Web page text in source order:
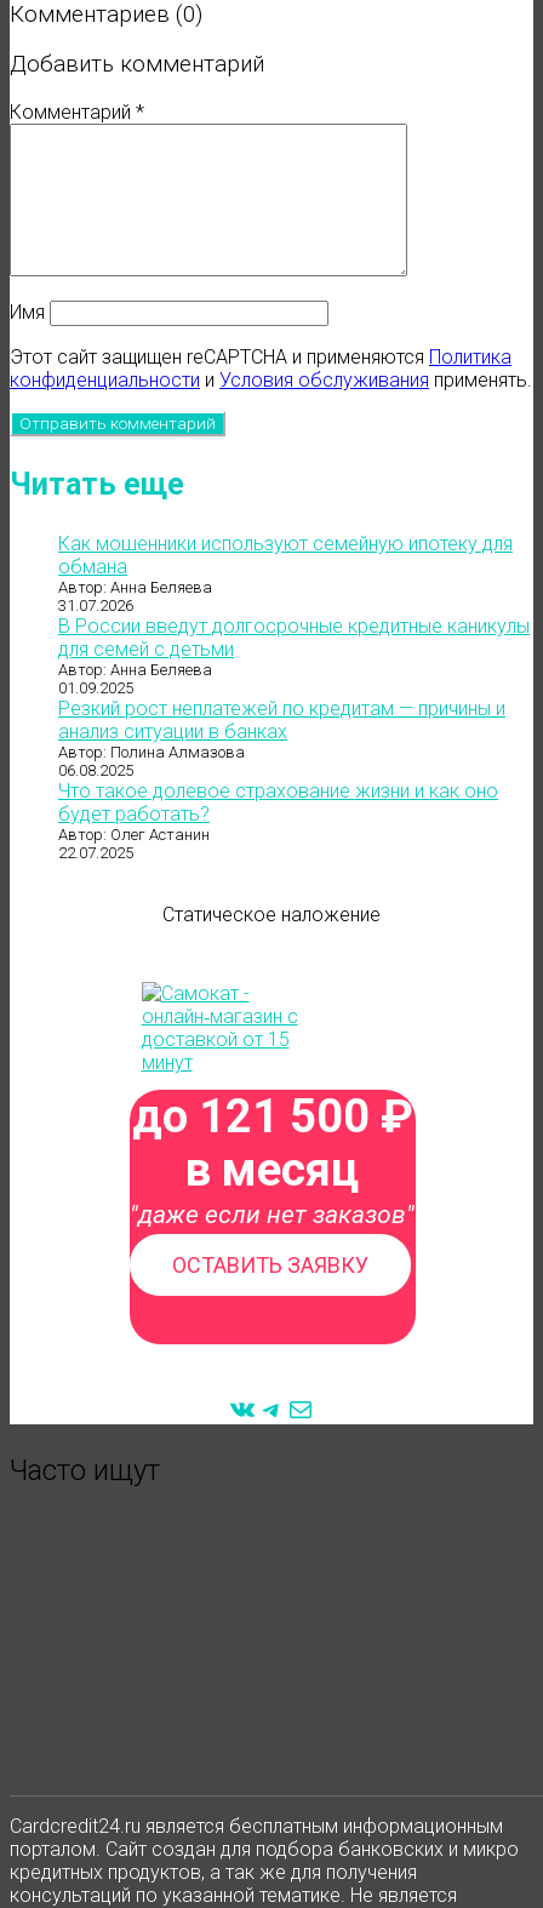
Комментариев (0)
Добавить комментарий
Комментарий *
Имя
Этот сайт защищен reCAPTCHA и применяются Политика
конфиденциальности и Условия обслуживания применять.
Читать еще
Как мошенники используют семейную ипотеку для
обмана
Автор: Анна Беляева
31.07.2026
В России введут долгосрочные кредитные каникулы
для семей с детьми
Автор: Анна Беляева
01.09.2025
Резкий рост неплатежей по кредитам — причины и
анализ ситуации в банках
Автор: Полина Алмазова
06.08.2025
Что такое долевое страхование жизни и как оно
будет работать?
Автор: Олег Астанин
22.07.2025
Статическое наложение
до 121 500 ₽
в месяц
"даже если нет заказов"
ОСТАВИТЬ ЗАЯВКУ
VKTelegram
Mail
Часто ищут
Сardcredit24.ru является бесплатным информационным
порталом. Сайт создан для подбора банковских и микро
кредитных продуктов, а так же для получения
консультаций по указанной тематике. Не является